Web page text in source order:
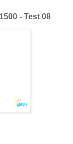
- Test 08